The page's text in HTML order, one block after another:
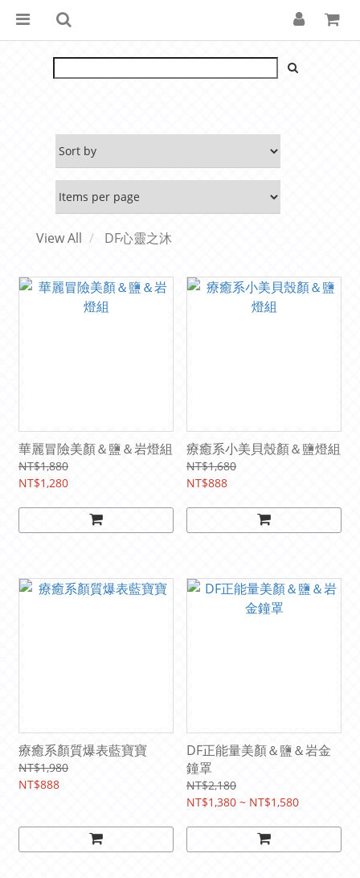
View All DF心靈之沐
華麗冒險美顏＆鹽＆岩燈組
NT$1,880
NT$1,280
療癒系小美貝殼顏＆鹽燈組
NT$1,680
NT$888
療癒系顏質爆表藍寶寶
NT$1,980
NT$888
DF正能量美顏＆鹽＆岩金
鐘罩
NT$2,180
NT$1,380 ~ NT$1,580